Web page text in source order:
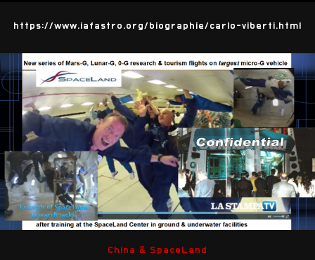
https://www.iafastro.org/biographie/carlo-viberti.html
China & SpaceLand